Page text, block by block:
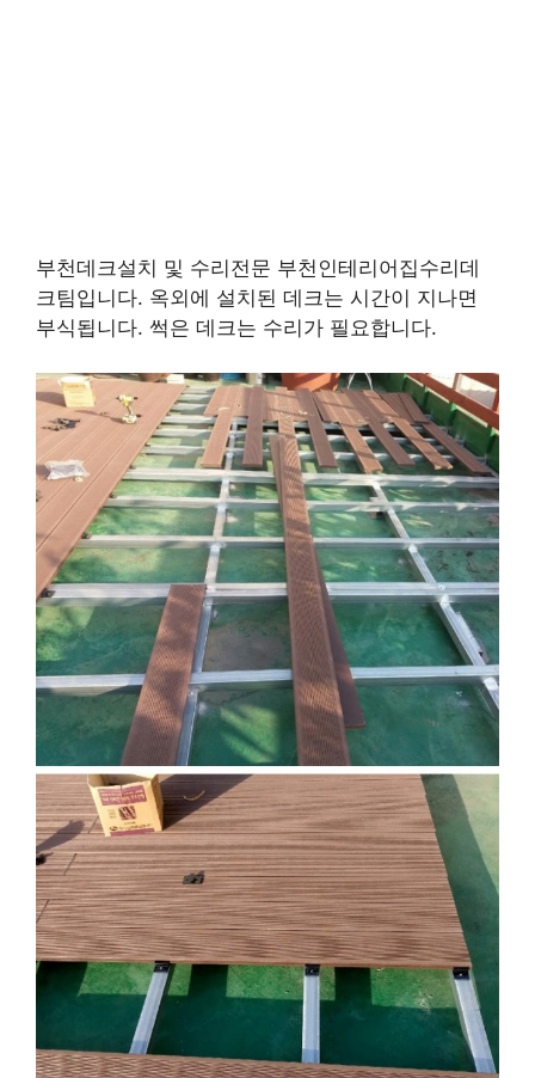
부천데크설치 및 수리전문 부천인테리어집수리데
크팀입니다. 옥외에 설치된 데크는 시간이 지나면
부식됩니다. 썩은 데크는 수리가 필요합니다.